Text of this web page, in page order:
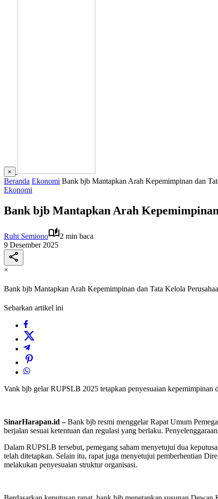
×
Beranda Ekonomi Bank bjb Mantapkan Arah Kepemimpinan dan
Ekonomi
Bank bjb Mantapkan Arah
Ruht Semiono
2 min baca
9 Desember 2025
×
Bank bjb Mantapkan Arah Kepemimpinan dan Tata Kelola
Sebarkan artikel ini
Vank bjb gelar RUPSLB 2025 tetapkan penyesuaian kepemimpinan
SinarHarapan.id –Bank bjb resmi menggelar Rapat Umum
berjalan sesuai ketentuan dan regulasi yang berlaku.
Dalam RUPSLB tersebut, pemegang saham menyetujui dua
telah ditetapkan. Selain itu, rapat juga menyetujui pemberhentian
melakukan penyesuaian struktur organisasi.